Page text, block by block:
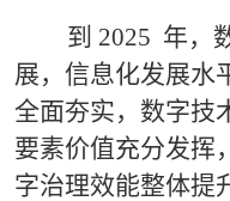
到 2025 年，
展，信息化发展水
全面夯实，数字技
要素价值充分发挥
字治理效能整体提